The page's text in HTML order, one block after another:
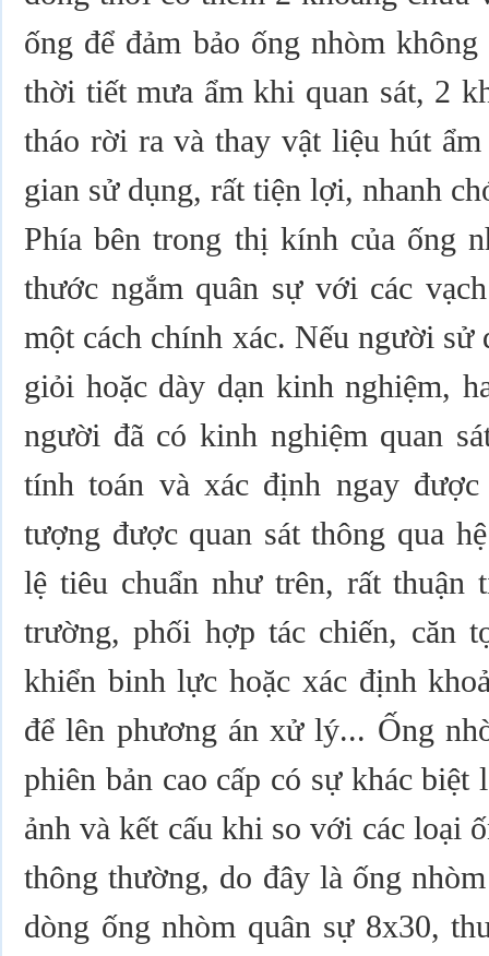
ống để đảm bảo ống nhòm
thời tiết mưa ẩm khi quan sát, 2
tháo rời ra và thay vật liệu hút
gian sử dụng, rất tiện lợi, nhanh
Phía bên trong thị kính của ống
thước ngắm quân sự với các
một cách chính xác. Nếu người
giỏi hoặc dày dạn kinh nghiệm,
người đã có kinh nghiệm quan
tính toán và xác định ngay
tượng được quan sát thông qua
lệ tiêu chuẩn như trên, rất thuận
trường, phối hợp tác chiến, căn
khiển binh lực hoặc xác định
để lên phương án xử lý... Ống
phiên bản cao cấp có sự khác
ảnh và kết cấu khi so với các loại
thông thường, do đây là ống
dòng ống nhòm quân sự 8x30,